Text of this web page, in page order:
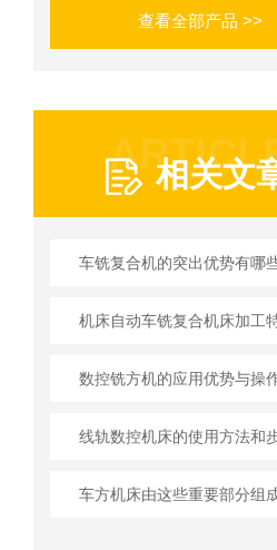
查看全部产品 >>
相关文
车铣复合机的突出优势有哪
数控铣方机的应用优势与操
线轨数控机床的使用方法和
车方机床由这些重要部分组